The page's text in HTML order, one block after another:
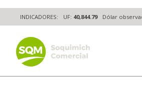
to
content
INDICADORES: UF: 40,844.79 Dólar
The worldwide business formula